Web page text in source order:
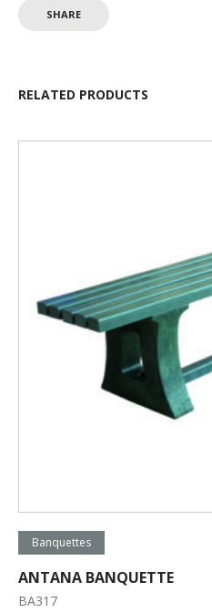
SHARE
RELATED PRODUCTS
Lire la suite
Banquettes
ANTANA BANQUETTE
BA317